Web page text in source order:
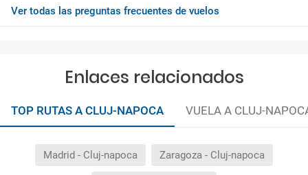
Ver todas las preguntas frecuentes de vuelos
Enlaces relacionados
TOP RUTAS A CLUJ-NAPOCA VUELA A CLUJ-
Madrid - Cluj-napoca Zaragoza - Cluj-napoca